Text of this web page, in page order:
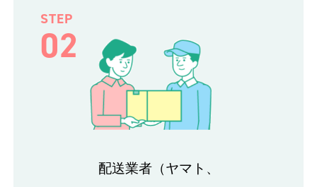
STEP
02
配送業者（ヤマト、